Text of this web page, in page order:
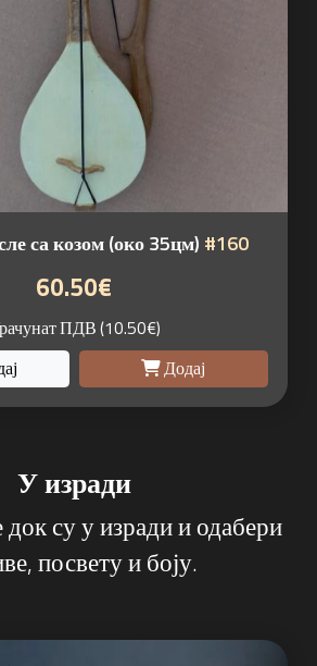
са козом (око 35цм) #160
60.50€
ПДВ (10.50€)
Додај
У изради
су у изради и одабери
посвету и боју.